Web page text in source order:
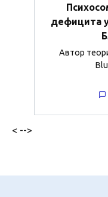
дефицита
Автор
< -->